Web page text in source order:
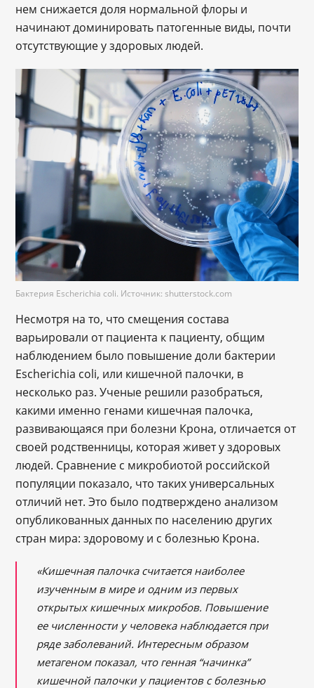
нем снижается доля нормальной флоры и
начинают доминировать патогенные виды, почти
отсутствующие у здоровых людей.
Бактерия Escherichia coli. Источник: shutterstock.com
Несмотря на то, что смещения состава
варьировали от пациента к пациенту, общим
наблюдением было повышение доли бактерии
Escherichia coli, или кишечной палочки, в
несколько раз. Ученые решили разобраться,
какими именно генами кишечная палочка,
развивающаяся при болезни Крона, отличается от
своей родственницы, которая живет у здоровых
людей. Сравнение с микробиотой российской
популяции показало, что таких универсальных
отличий нет. Это было подтверждено анализом
опубликованных данных по населению других
стран мира: здоровому и с болезнью Крона.
«Кишечная палочка считается наиболее
изученным в мире и одним из первых
открытых кишечных микробов. Повышение
ее численности у человека наблюдается при
ряде заболеваний. Интересным образом
метагеном показал, что генная “начинка”
кишечной палочки у пациентов с болезнью